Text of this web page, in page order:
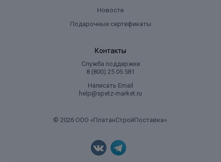
Новости
Подарочные сертификаты
Контакты
Служба поддержки
8 (800) 25 05 581
Написать Email
help@spetz-market.ru
© 2026 ООО «ПлатанСтройПоставка».
.